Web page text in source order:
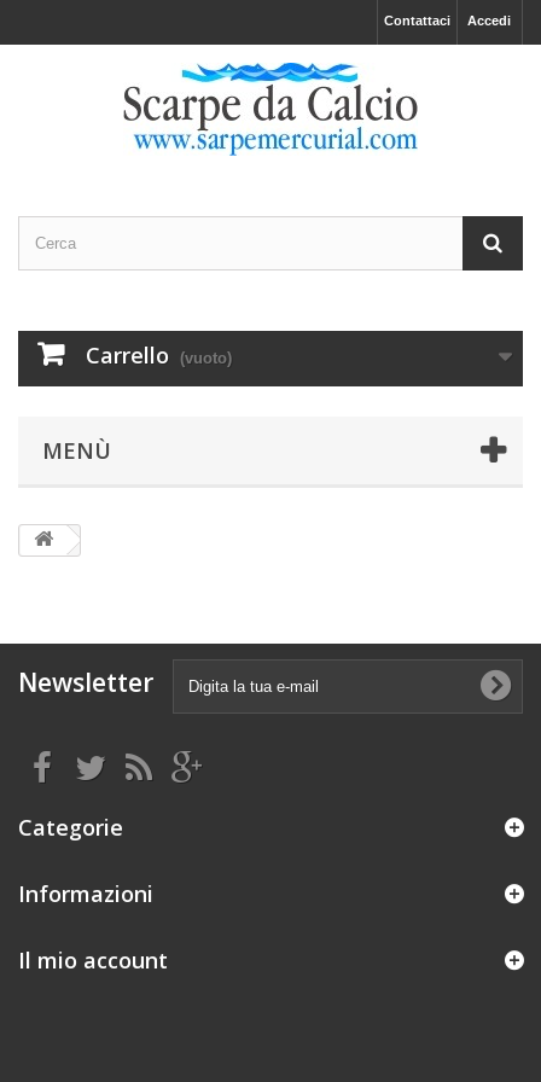
Accedi
Contattaci
Carrello (vuoto)
MENÙ
Newsletter
Categorie
Informazioni
Il mio account